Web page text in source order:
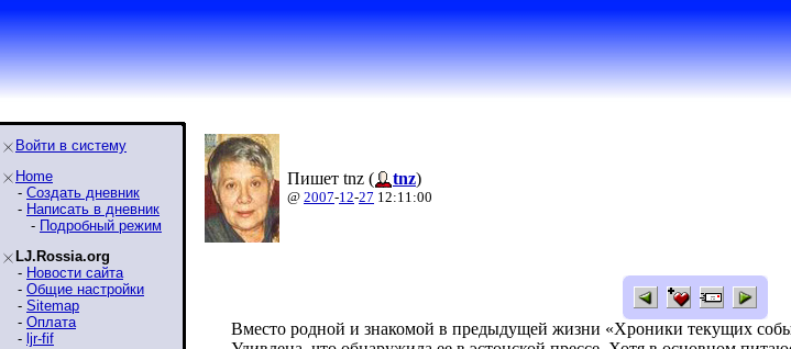
Войти в систему
Home
- Создать дневник
- Написать в дневник
- Подробный режим
LJ.Rossia.org
- Новости сайта
- Общие настройки
- Sitemap
- Оплата
- ljr-fif
Пишет tnz ( tnz)
@ 2007-12-27 12:11:00
Вместо родной и знакомой в предыдущей жизни «Хроники текущих